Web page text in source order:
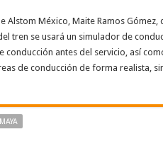
Alstom México, Maite Ramos
tren se usará un simulador de
conducción antes del servicio, así
de conducción de forma realista,